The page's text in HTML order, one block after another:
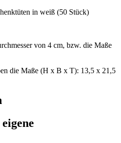
in weiß (50 Stück)
von 4 cm, bzw. die Maße
die Maße (H x B x T): 13,5 x 21,5